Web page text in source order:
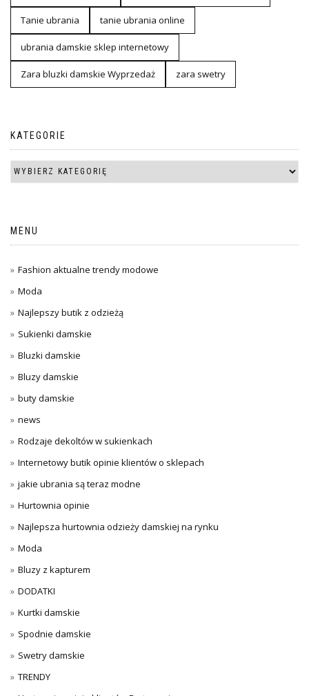
Tanie ubrania tanie ubrania online
ubrania damskie sklep internetowy
Zara bluzki damskie Wyprzedaż zara swetry
KATEGORIE
MENU
Fashion aktualne trendy modowe
Moda
Najlepszy butik z odzieżą
Sukienki damskie
Bluzki damskie
Bluzy damskie
buty damskie
news
Rodzaje dekoltów w sukienkach
Internetowy butik opinie klientów o sklepach
jakie ubrania są teraz modne
Hurtownia opinie
Najlepsza hurtownia odzieży damskiej na rynku
Moda
Bluzy z kapturem
DODATKI
Kurtki damskie
Spodnie damskie
Swetry damskie
TRENDY